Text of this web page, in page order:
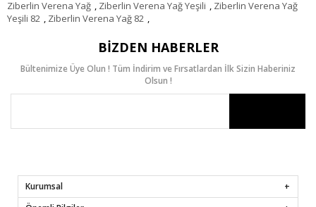
Ziberlin Verena Yağ , Ziberlin Verena Yağ Yeşili , Ziberlin Verena Yağ
Yeşili 82 , Ziberlin Verena Yağ 82 ,
BIZDEN HABERLER
Bültenimize Üye Olun ! Tüm İndirim ve Fırsatlardan İlk Sizin Haberiniz
Olsun !
Kurumsal